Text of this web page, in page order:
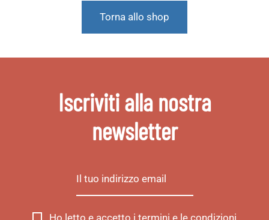
Torna allo shop
Iscriviti alla nostra
newsletter
Ho letto e accetto i termini e le condizioni